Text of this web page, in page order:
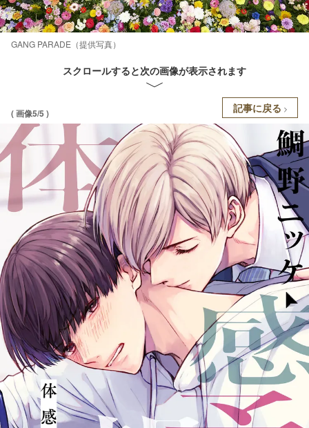
GANG PARADE（提供写真）
スクロールすると次の画像が表示されます
( 画像5/5 ) 記事に戻る